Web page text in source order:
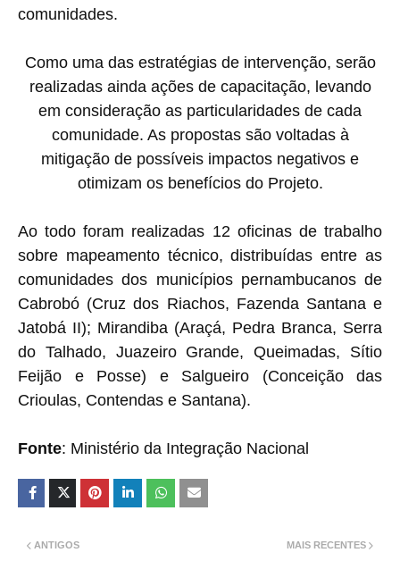
comunidades.
Como uma das estratégias de intervenção, serão
realizadas ainda ações de capacitação, levando
em consideração as particularidades de cada
comunidade. As propostas são voltadas à
mitigação de possíveis impactos negativos e
otimizam os benefícios do Projeto.
Ao todo foram realizadas 12 oficinas de trabalho
sobre mapeamento técnico, distribuídas entre as
comunidades dos municípios pernambucanos de
Cabrobó (Cruz dos Riachos, Fazenda Santana e
Jatobá II); Mirandiba (Araçá, Pedra Branca, Serra
do Talhado, Juazeiro Grande, Queimadas, Sítio
Feijão e Posse) e Salgueiro (Conceição das
Crioulas, Contendas e Santana).
Fonte: Ministério da Integração Nacional
MAIS RECENTES
ANTIGOS